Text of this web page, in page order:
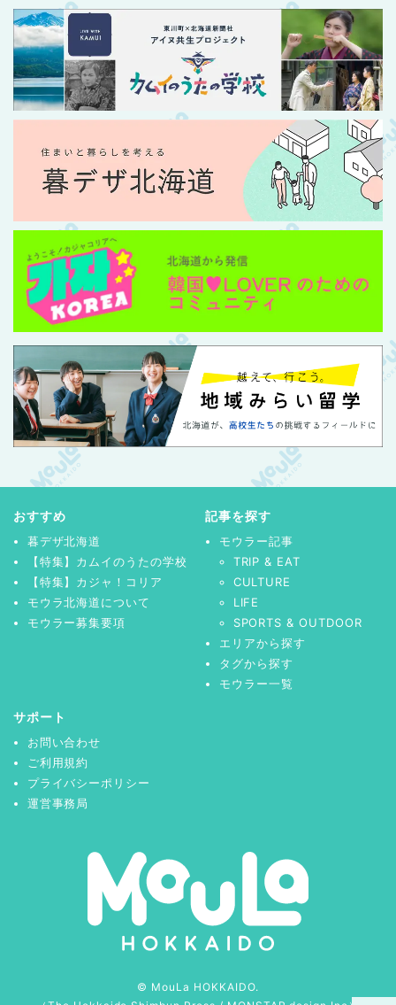
おすすめ
暮デザ北海道
【特集】カムイのうたの学校
【特集】カジャ！コリア
モウラ北海道について
モウラー募集要項
記事を探す
モウラー記事
TRIP & EAT
CULTURE
LIFE
SPORTS & OUTDOOR
エリアから探す
タグから探す
モウラー一覧
サポート
お問い合わせ
ご利用規約
プライバシーポリシー
運営事務局
© MouLa HOKKAIDO.